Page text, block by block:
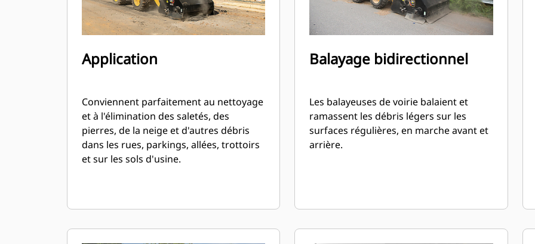
Application
Conviennent parfaitement au nettoyage
et à l'élimination des saletés, des
pierres, de la neige et d'autres débris
dans les rues, parkings, allées, trottoirs
et sur les sols d'usine.
Balayage bidirectionnel
Les balayeuses de voirie balaient et
ramassent les débris légers sur les
surfaces régulières, en marche avant et
arrière.